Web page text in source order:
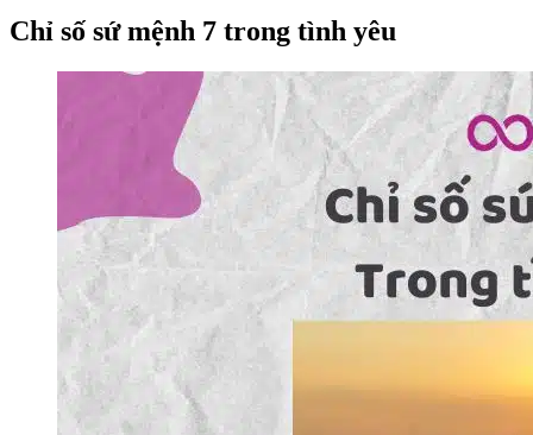
Chỉ số sứ mệnh 7 trong tình yêu